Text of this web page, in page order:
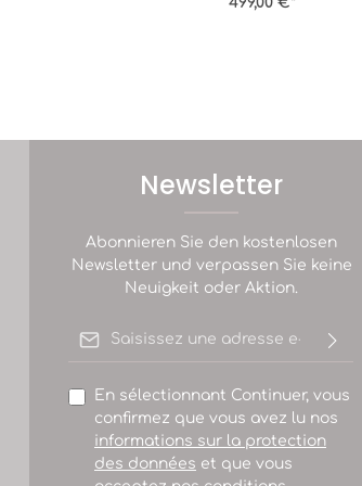
Newsletter
Abonnieren Sie den kostenlosen
Newsletter und verpassen Sie keine
Neuigkeit oder Aktion.
En sélectionnant Continuer, vous
confirmez que vous avez lu nos
informations sur la protection
des données et que vous